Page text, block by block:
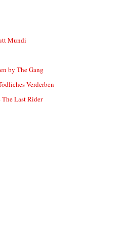
Mundi
by The Gang
Verderben
Last Rider